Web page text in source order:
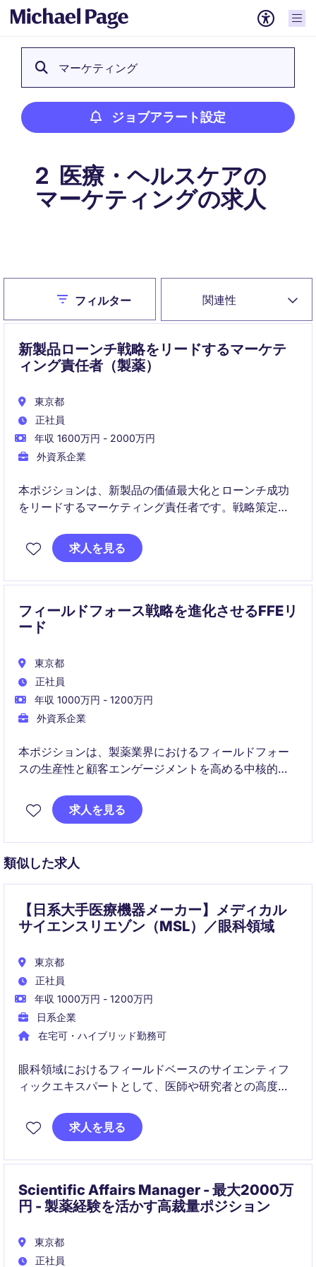
マーケティング
ジョブアラート設定
2 医療・ヘルスケアの
マーケティングの求人
関連性
Closeフィルター
新製品ローンチ戦略をリードするマーケテ
ィング責任者（製薬）
東京都
正社員
年収 1600万円 - 2000万円
外資系企業
本ポジションは、新製品の価値最大化とローンチ成功
をリードするマーケティング責任者です。戦略策定か
携しながら成果創出を担います。
求人を見る
フィールドフォース戦略を進化させるFFEリ
ード
東京都
正社員
年収 1000万円 - 1200万円
外資系企業
本ポジションは、製薬業界におけるフィールドフォー
スの生産性と顧客エンゲージメントを高める中核的な
データ分析と実行力を掛け合わせ、営業・マーケティ
現場実装までをリードします。
求人を見る
類似した求人
【日系大手医療機器メーカー】メディカル
サイエンスリエゾン（MSL）／眼科領域
東京都
正社員
年収 1000万円 - 1200万円
日系企業
在宅可・ハイブリッド勤務可
眼科領域におけるフィールドベースのサイエンティフ
ィックエキスパートとして、医師や研究者との高度な
として、医療機器ならではのメディカルアフェアーズ
モデル構築にも関与いただきます。
求人を見る
Scientific Affairs Manager - 最大2000万
円 - 製薬経験を活かす高裁量ポジション
東京都
正社員